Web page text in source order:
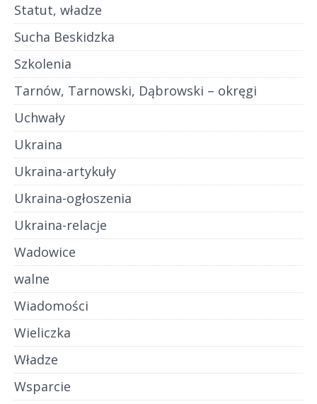
Statut, władze
Sucha Beskidzka
Szkolenia
Tarnów, Tarnowski, Dąbrowski – okręgi
Uchwały
Ukraina
Ukraina-artykuły
Ukraina-ogłoszenia
Ukraina-relacje
Wadowice
walne
Wiadomości
Wieliczka
Władze
Wsparcie